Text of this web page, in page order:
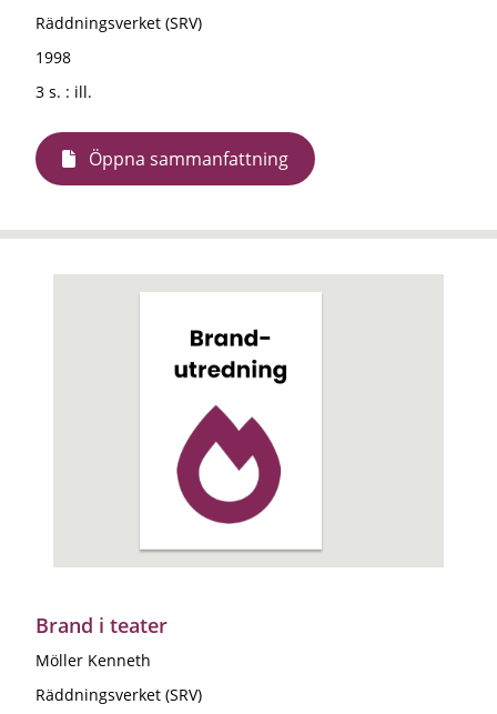
Räddningsverket (SRV)
1998
3 s. : ill.
Öppna sammanfattning
Brand i teater
Möller Kenneth
Räddningsverket (SRV)